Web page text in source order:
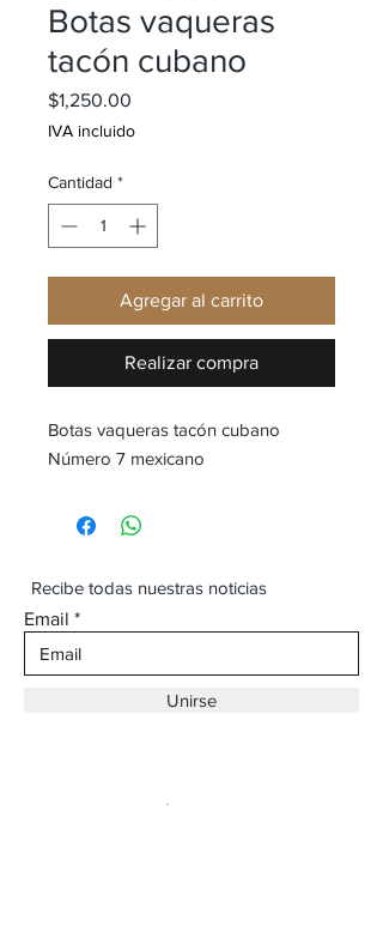
Botas vaqueras
tacón cubano
$1,250.00
IVA incluido
Cantidad *
Agregar al carrito
Realizar compra
Botas vaqueras tacón cubano
Número 7 mexicano
Recibe todas nuestras noticias
Email
Unirse
Dirección: